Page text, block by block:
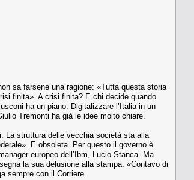
sa farse­ne una ragione: «Tutta questa storia
finita». A crisi finita? E chi decide quando
ha un piano. Di­gitalizzare l’Italia in un
Tremonti ha già le idee molto chiare.
La struttura delle vecchia società sta al­la
E obso­leta. Per questo il governo è
europeo dell’Ibm, Lucio Stanca. Ma
la sua delusione alla stampa. «Contavo di
sempre con il Corriere.